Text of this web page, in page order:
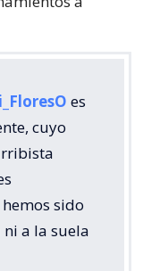
es
cuyo
sido
a la suela